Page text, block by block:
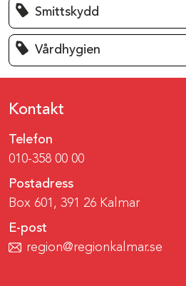
Smittskydd
Vårdhygien
Kontakt
Telefon
010-358 00 00
Postadress
Box 601, 391 26 Kalmar
E-post
region@regionkalmar.se